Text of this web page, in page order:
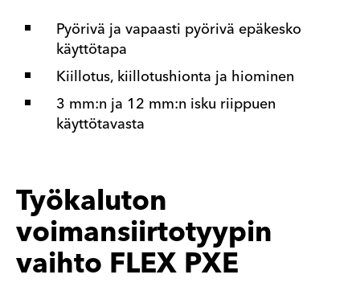
Pyörivä ja vapaasti pyörivä epäkesko
käyttötapa
Kiillotus, kiillotushionta ja hiominen
3 mm:n ja 12 mm:n isku riippuen
käyttötavasta
Työkaluton
voimansiirtotyypin
vaihto FLEX PXE